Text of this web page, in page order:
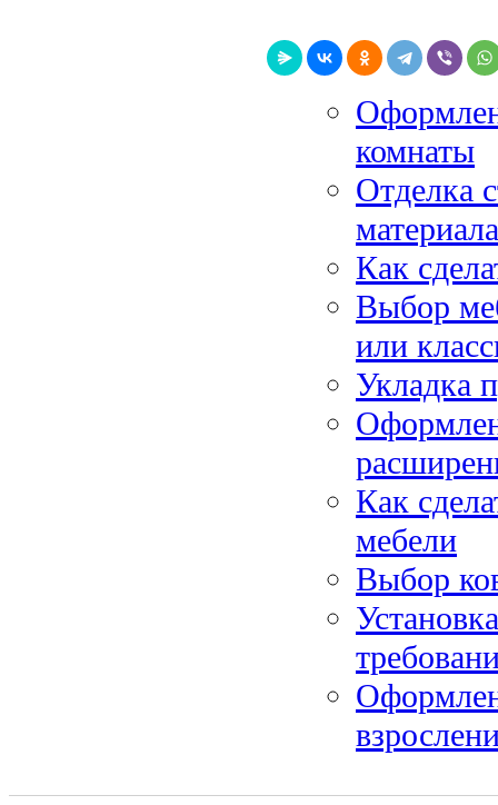
комнаты
Отделка
Как
Выбор
или
Укладка
Как
мебели
Выбор